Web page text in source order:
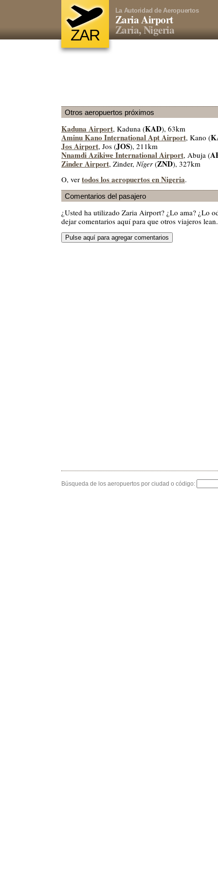
ZAR
La Autoridad de Aeropuertos
Zaria Airport
Zaria, Nigeria
Otros aeropuertos próximos
Kaduna Airport, Kaduna (KAD), 63km
Aminu Kano International Apt Airport, Kano (
Jos Airport, Jos (JOS), 211km
Nnamdi Azikiwe International Airport, Abuja (
Zinder Airport, Zinder,Níger(ZND), 327km
O, ver todos los aeropuertos en Nigeria.
Comentarios del pasajero
¿Usted ha utilizado Zaria Airport? ¿Lo ama? ¿Lo
dejar comentarios aquí para que otros viajeros lean.
Búsqueda de los aeropuertos por ciudad o código: